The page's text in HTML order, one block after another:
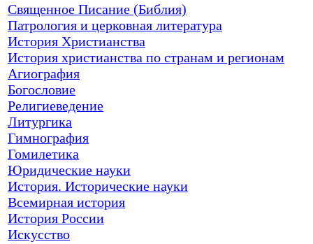
Священное Писание (Библия)
Патрология и церковная литература
История Христианства
История христианства по странам и регионам
Агиография
Богословие
Религиеведение
Литургика
Гимнография
Гомилетика
Юридические науки
История. Исторические науки
Всемирная история
История России
Искусство